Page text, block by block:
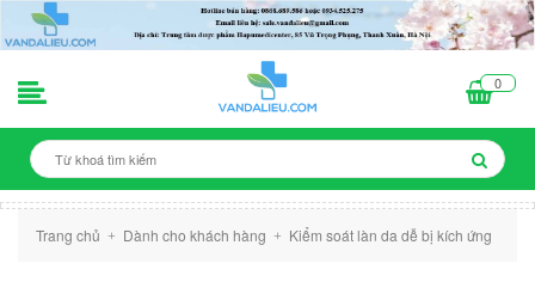
0
Trang chủ + Dành cho khách hàng + Kiểm soát làn da dễ bị kích ứng